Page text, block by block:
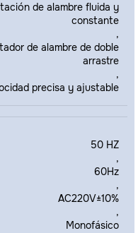
de alambre fluida y
constante
,
de alambre de doble
arrastre
,
precisa y ajustable
50 HZ
,
60Hz
,
AC220V±10%
,
Monofásico